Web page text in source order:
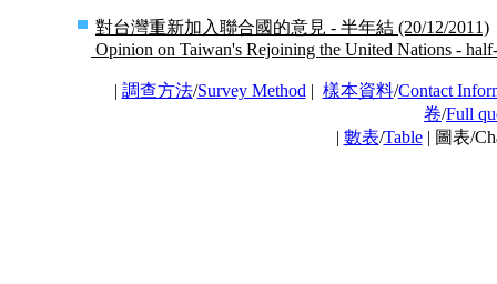
對台灣重新加入聯合國的意見 - 半年結 (20/12/2011)
Opinion on Taiwan's Rejoining the United Nations -
| 調查方法/Survey Method | 樣本資料/Contact
卷/Full
| 數表/Table| 圖表/